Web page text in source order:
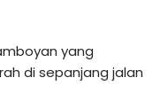
yang
di sepanjang jalan